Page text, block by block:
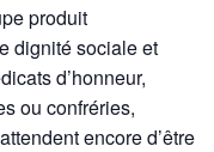
produit
dignité sociale et
d’honneur,
ou confréries,
encore d’être